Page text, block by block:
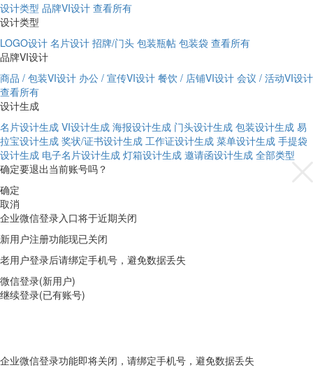
设计类型 品牌VI设计 查看所有
设计类型
LOGO设计 名片设计 招牌/门头 包装瓶帖 包装袋 查看所有
品牌VI设计
商品 / 包装VI设计 办公 / 宣传VI设计 餐饮 / 店铺VI设计 会议 / 活动VI设计
查看所有
设计生成
名片设计生成 VI设计生成 海报设计生成 门头设计生成 包装设计生成 易
拉宝设计生成 奖状/证书设计生成 工作证设计生成 菜单设计生成 手提袋
设计生成 电子名片设计生成 灯箱设计生成 邀请函设计生成 全部类型
确定要退出当前账号吗？
确定
取消
企业微信登录入口将于近期关闭
新用户注册功能现已关闭
老用户登录后请绑定手机号，避免数据丢失
微信登录(新用户)
继续登录(已有账号)
企业微信登录功能即将关闭，请绑定手机号，避免数据丢失